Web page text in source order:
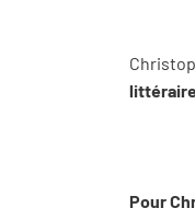
littéraire
Pour